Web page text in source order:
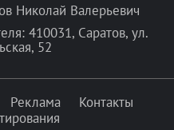
Николай Валерьевич
410031, Саратов, ул.
52
Реклама
Контакты